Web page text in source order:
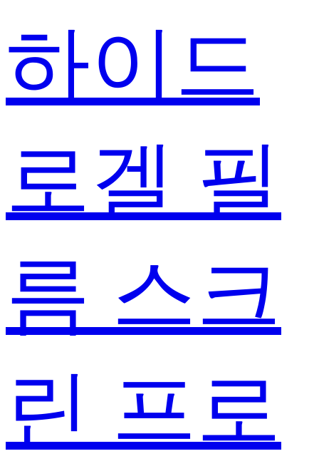
하이드
로겔 필
름 스크
린 프로